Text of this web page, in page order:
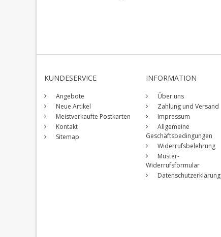
KUNDESERVICE
Angebote
Neue Artikel
Meistverkaufte Postkarten
Kontakt
Sitemap
INFORMATION
Über uns
Zahlung und Versand
Impressum
Allgemeine
Geschäftsbedingungen
Widerrufsbelehrung
Muster-
Widerrufsformular
Datenschutzerklärung